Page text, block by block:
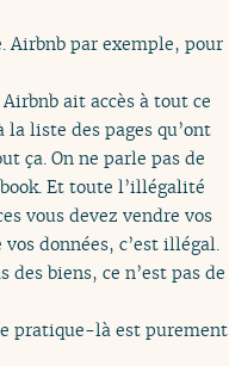
Airbnb par exemple, pour
ait accès à tout ce
la liste des pages qu’ont
ça. On ne parle pas de
Et toute l’illégalité
vous devez vendre vos
données, c’est illégal.
biens, ce n’est pas de
pratique-là est purement